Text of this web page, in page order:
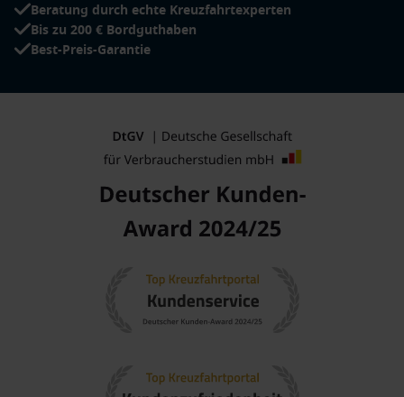
Beratung durch echte Kreuzfahrtexperten
Bis zu 200 € Bordguthaben
Best-Preis-Garantie